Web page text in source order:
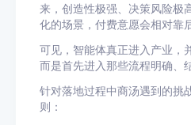
来，创造性极强、决策风险极
化的场景，付费意愿会相对靠
可见，智能体真正进入产业，
而是首先进入那些流程明确、
针对落地过程中商汤遇到的挑
则：